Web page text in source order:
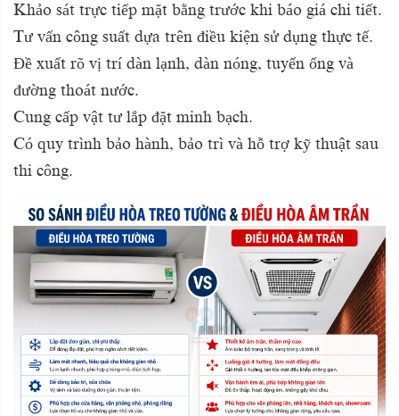
Khảo sát trực tiếp mặt bằng trước khi báo giá chi tiết.
Tư vấn công suất dựa trên điều kiện sử dụng thực tế.
Đề xuất rõ vị trí dàn lạnh, dàn nóng, tuyến ống và
đường thoát nước.
Cung cấp vật tư lắp đặt minh bạch.
Có quy trình bảo hành, bảo trì và hỗ trợ kỹ thuật sau
thi công.